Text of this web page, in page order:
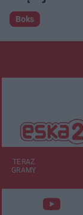
Boks
TERAZ
GRAMY